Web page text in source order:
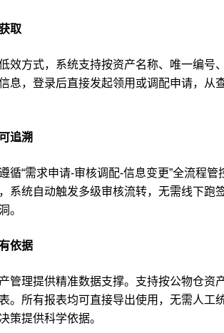
取
效方式，系统支持按资产名称、唯一编
息，登录后直接发起领用或调配申请，从
追溯
循“需求申请-审核调配-信息变更”全流程
系统自动触发多级审核流转，无需线下跑
。
依据
管理提供精准数据支撑。支持按公物仓
。所有报表均可直接导出使用，无需人
策提供科学依据。